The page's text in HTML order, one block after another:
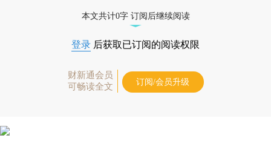
本文共计0字 订阅后继续阅读
登录 后获取已订阅的阅读权限
财新通会员
可畅读全文
订阅/会员升级